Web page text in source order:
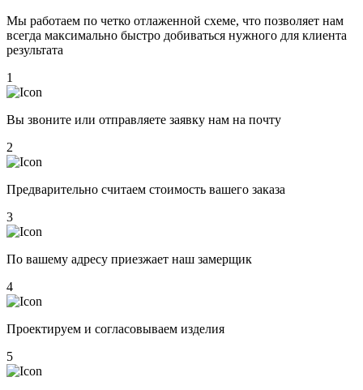
Мы работаем по четко отлаженной схеме, что позволяет нам
всегда максимально быстро добиваться нужного для клиента
результата
1
Вы звоните или отправляете заявку нам на почту
2
Предварительно считаем стоимость вашего заказа
3
По вашему адресу приезжает наш замерщик
4
Проектируем и согласовываем изделия
5